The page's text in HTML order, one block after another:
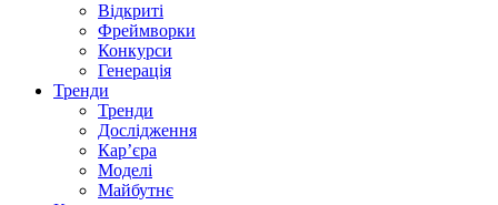
Відкриті
Фреймворки
Конкурси
Генерація
Тренди
Тренди
Дослідження
Кар’єра
Моделі
Майбутнє